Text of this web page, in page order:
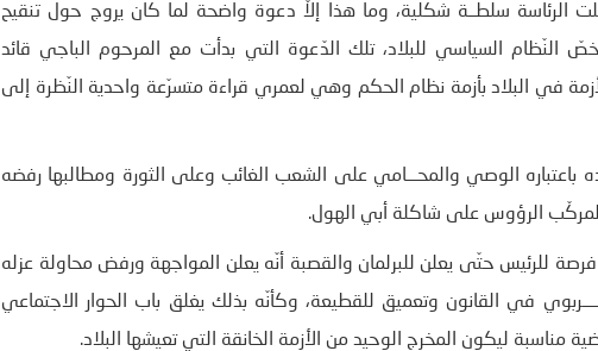
الرئاسة سلطــة شكلية، وما هذا إلاّ دعوة واضحة لما كان يروج حول تنقيح
يخصّ النّظام السياسي للبلاد، تلك الدّعوة التي بدأت مع المرحوم الباجي قائد
في البلاد بأزمة نظام الحكم وهي لعمري قراءة متسرّعة واحدية النّظرة إلى
الوصي والمحـــامي على الشعب الغائب وعلى الثورة ومطالبها رفضه
المركّب الرؤوس على شاكلة أبي الهول.
فرصة للرئيس حتّى يعلن للبرلمان والقصبة أنّه يعلن المواجهة ورفض محاولة عزله
في القانون وتعميق للقطيعة، وكأنّه بذلك يغلق باب الحوار الاجتماعي
مناسبة ليكون المخرج الوحيد من الأزمة الخانقة التي تعيشها البلاد.